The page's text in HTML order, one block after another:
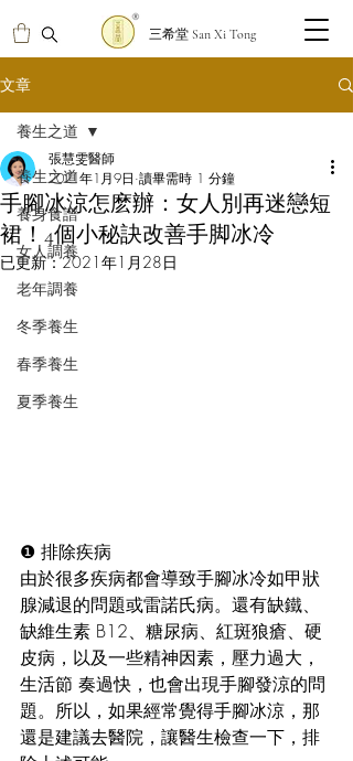
三希堂 San Xi Tong
文章
養生之道
養身食譜
女人調養
老年調養
冬季養生
春季養生
夏季養生
養生之道
手腳冰涼怎麽辦：女人別再迷戀短
裙！4個小秘訣改善手脚冰冷
張慧雯醫師
2021年1月9日 讀畢需時 1 分鐘
已更新：2021年1月28日
❶​ 排除疾病
由於很多疾病都會導致手腳冰冷如甲狀
腺減退的問題或雷諾氏病。還有缺鐵、
缺維生素 B12、糖尿病、紅斑狼瘡、硬
皮病，以及一些精神因素，壓力過大，
生活節 奏過快，也會出現手腳發涼的問
題。所以，如果經常覺得手腳冰涼，那
還是建議去醫院，讓醫生檢查一下，排